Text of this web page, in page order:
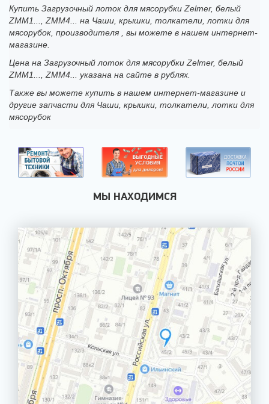
Купить Загрузочный лоток для мясорубки Zelmer, белый
ZMM1..., ZMM4... на Чаши, крышки, толкатели, лотки для
мясорубок, производителя , вы можете в нашем интернет-
магазине.
Цена на Загрузочный лоток для мясорубки Zelmer, белый
ZMM1..., ZMM4... указана на сайте в рублях.
Также вы можете купить в нашем интернет-магазине и
другие запчасти для Чаши, крышки, толкатели, лотки для
мясорубок
МЫ НАХОДИМСЯ